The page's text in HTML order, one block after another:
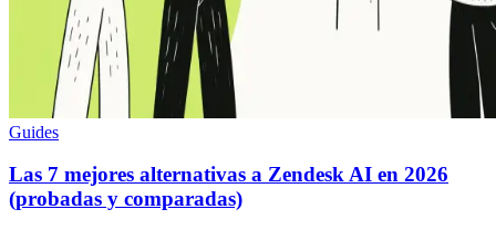
Guides
Las 7 mejores alternativas a Zendesk AI en 2026
(probadas y comparadas)